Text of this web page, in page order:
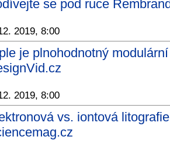
se pod ruce
2019, 8:00
je plnohodnotný
2019, 8:00
vs. iontová